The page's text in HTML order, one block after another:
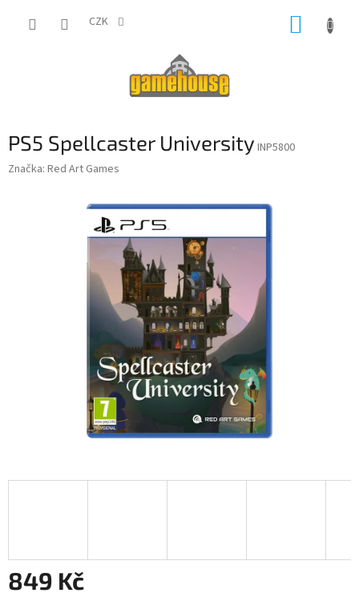
CZK
PS5 Spellcaster University INP5800
Značka: Red Art Games
849 Kč